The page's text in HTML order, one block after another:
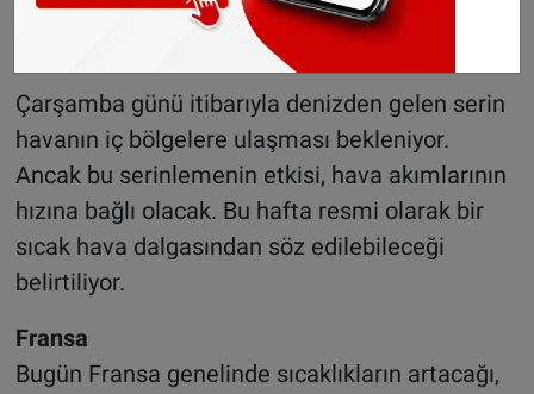
Çarşamba günü itibarıyla denizden gelen serin
havanın iç bölgelere ulaşması bekleniyor.
Ancak bu serinlemenin etkisi, hava akımlarının
hızına bağlı olacak. Bu hafta resmi olarak bir
sıcak hava dalgasından söz edilebileceği
belirtiliyor.
Fransa
Bugün Fransa genelinde sıcaklıkların artacağı,